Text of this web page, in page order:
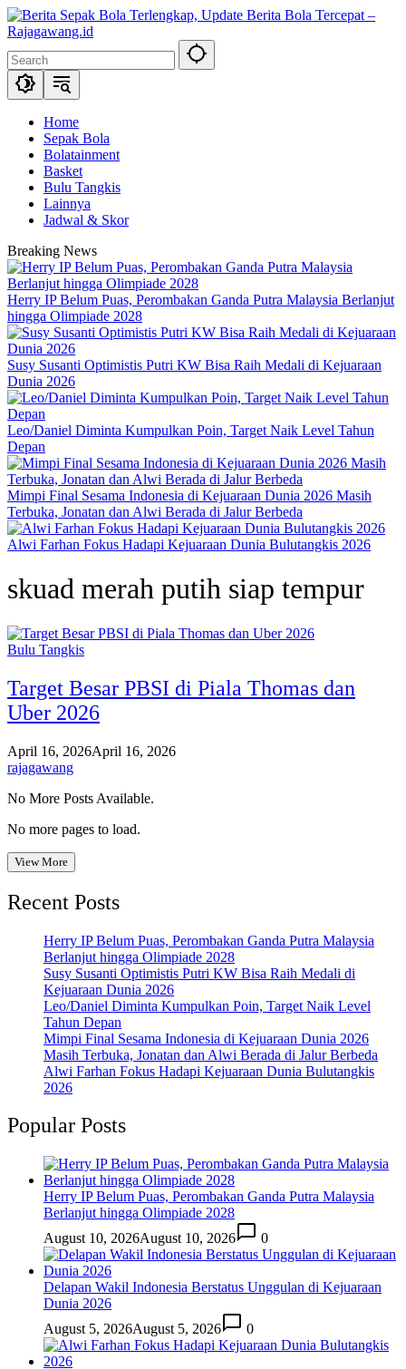
Skip
to
Home
Sepak Bola
Bolatainment
Basket
Bulu Tangkis
Lainnya
Jadwal & Skor
Breaking News
Herry IP Belum Puas, Perombakan Ganda Putra Malaysia Berlanjut
hingga Olimpiade 2028
Susy Susanti Optimistis Putri KW Bisa Raih Medali di Kejuaraan
Dunia 2026
Leo/Daniel Diminta Kumpulkan Poin, Target Naik Level Tahun
Depan
Mimpi Final Sesama Indonesia di Kejuaraan Dunia 2026 Masih
Terbuka, Jonatan dan Alwi Berada di Jalur Berbeda
Alwi Farhan Fokus Hadapi Kejuaraan Dunia Bulutangkis 2026
skuad merah putih siap tempur
Bulu Tangkis
Target Besar PBSI di Piala Thomas dan
Uber 2026
April 16, 2026April 16, 2026
rajagawang
No More Posts Available.
No more pages to load.
View More
Recent Posts
Herry IP Belum Puas, Perombakan Ganda Putra Malaysia
Berlanjut hingga Olimpiade 2028
Susy Susanti Optimistis Putri KW Bisa Raih Medali di
Kejuaraan Dunia 2026
Leo/Daniel Diminta Kumpulkan Poin, Target Naik Level
Tahun Depan
Mimpi Final Sesama Indonesia di Kejuaraan Dunia 2026
Masih Terbuka, Jonatan dan Alwi Berada di Jalur Berbeda
Alwi Farhan Fokus Hadapi Kejuaraan Dunia Bulutangkis
2026
Popular Posts
Herry IP Belum Puas, Perombakan Ganda Putra Malaysia
Berlanjut hingga Olimpiade 2028
August 10, 2026August 10, 2026 0
Delapan Wakil Indonesia Berstatus Unggulan di Kejuaraan
Dunia 2026
August 5, 2026August 5, 2026 0